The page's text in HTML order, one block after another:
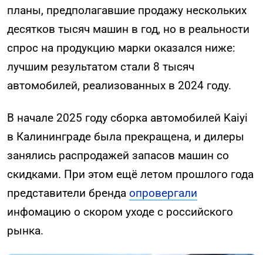
планы, предполагавшие продажу нескольких
десятков тысяч машин в год, но в реальности
спрос на продукцию марки оказался ниже:
лучшим результатом стали 8 тысяч
автомобилей, реализованных в 2024 году.
В начале 2025 году сборка автомобилей Kaiyi
в Калининграде была прекращена, и дилеры
занялись распродажей запасов машин со
скидками. При этом ещё летом прошлого года
представители бренда опровергали
инфомацию о скором уходе с российского
рынка.